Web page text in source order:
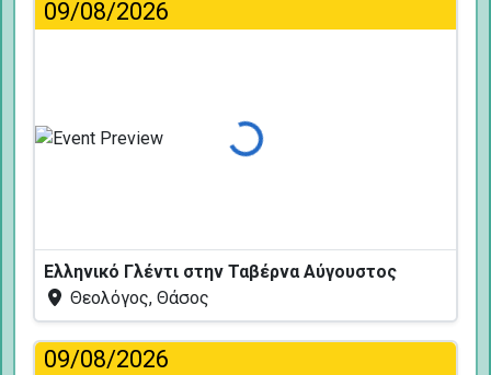
09/08/2026
Φόρτωση...
Ελληνικό Γλέντι στην Ταβέρνα Αύγουστος
Θεολόγος, Θάσος
09/08/2026